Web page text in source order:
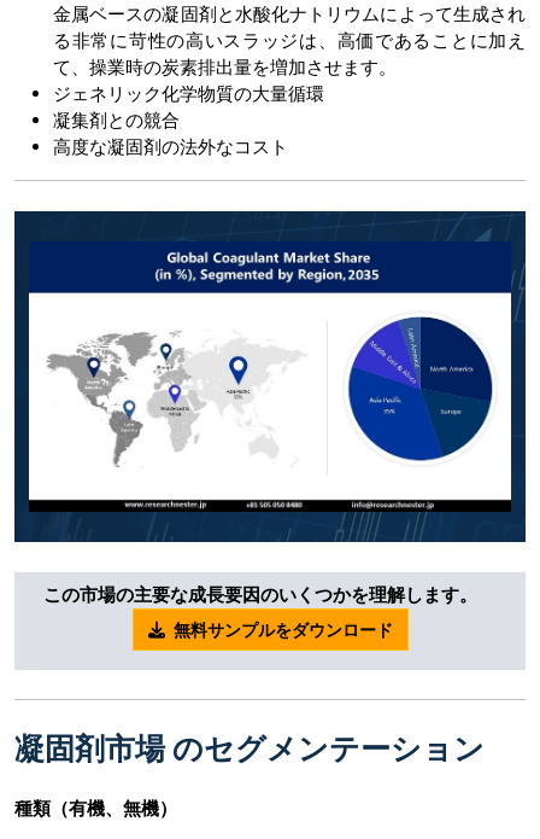
金属ベースの凝固剤と水酸化ナトリウムによって生成され
る非常に苛性の高いスラッジは、高価であることに加え
て、操業時の炭素排出量を増加させます。
ジェネリック化学物質の大量循環
凝集剤との競合
高度な凝固剤の法外なコスト
この市場の主要な成長要因のいくつかを理解します。
無料サンプルをダウンロード
凝固剤市場 のセグメンテーション
種類（有機、無機）